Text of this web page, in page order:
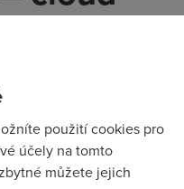
myšlenky „Cloud uber
který funguje
jsme si po léta
použití cookies pro
účely na tomto
můžete jejich